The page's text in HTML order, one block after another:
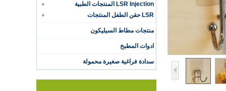
LSR Injection المنتجات الطبية
LSR حقن الطفل المنتجات
منتجات مطاط السيليكون
ادوات المطبخ
سدادة فراغية صغيرة محمولة
Hot selling products
vacuum sealer 1) For the vacuum
sealer, we have two versions, updated
version with theautomatically vacuum
sensor...